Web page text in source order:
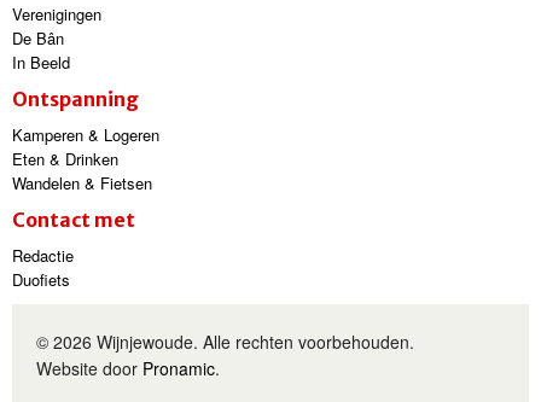
Verenigingen
De Bân
In Beeld
Ontspanning
Kamperen & Logeren
Eten & Drinken
Wandelen & Fietsen
Contact met
Redactie
Duofiets
© 2026 Wijnjewoude. Alle rechten voorbehouden.
Website door Pronamic.